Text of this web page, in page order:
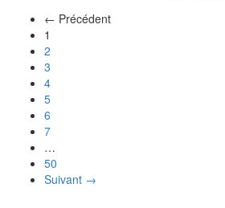
← Précédent
1
2
3
4
5
6
7
…
50
Suivant →